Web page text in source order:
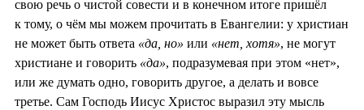
свою речь о чистой совести и в конечном итоге пришёл
к тому, о чём мы можем прочитать в Евангелии: у христиан
не может быть ответа «да, но» или «нет, хотя», не могут
христиане и говорить «да», подразумевая при этом «нет»,
или же думать одно, говорить другое, а делать и вовсе
третье. Сам Господь Иисус Христос выразил эту мысль